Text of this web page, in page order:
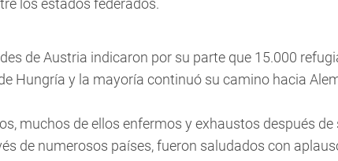
los estados federados.
de Austria indicaron por su parte que 15.000
Hungría y la mayoría continuó su camino hacia
muchos de ellos enfermos y exhaustos después de
de numerosos países, fueron saludados con